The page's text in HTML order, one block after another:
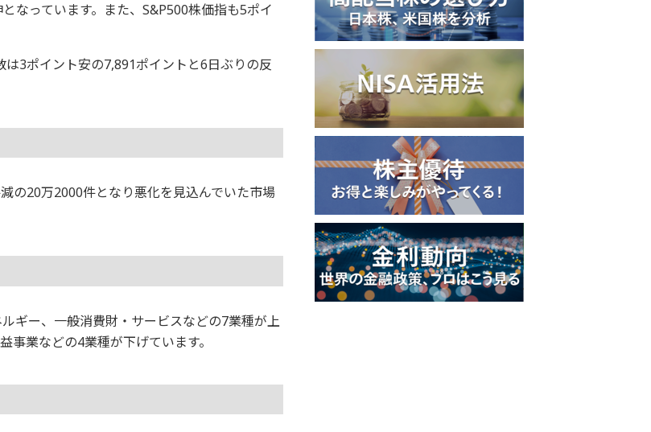
なっています。また、S&P500株価指も5ポイ
3ポイント安の7,891ポイントと6日ぶりの反
の20万2000件となり悪化を見込んでいた市場
ギー、一般消費財・サービスなどの7業種が上
業などの4業種が下げています。